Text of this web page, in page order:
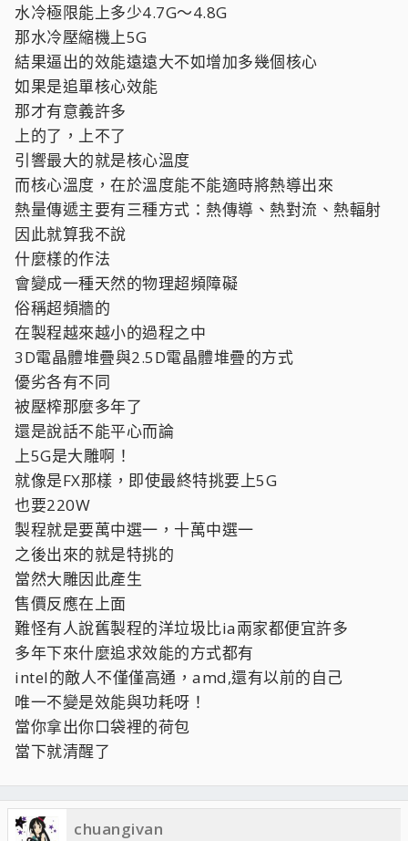
水冷極限能上多少4.7G～4.8G
那水冷壓縮機上5G
結果逼出的效能遠遠大不如增加多幾個核心
如果是追單核心效能
那才有意義許多
上的了，上不了
引響最大的就是核心溫度
而核心溫度，在於溫度能不能適時將熱導出來
熱量傳遞主要有三種方式：熱傳導、熱對流、熱輻射
因此就算我不說
什麼樣的作法
會變成一種天然的物理超頻障礙
俗稱超頻牆的
在製程越來越小的過程之中
3D電晶體堆疊與2.5D電晶體堆疊的方式
優劣各有不同
被壓榨那麼多年了
還是說話不能平心而論
上5G是大雕啊！
就像是FX那樣，即使最終特挑要上5G
也要220W
製程就是要萬中選一，十萬中選一
之後出來的就是特挑的
當然大雕因此產生
售價反應在上面
難怪有人說舊製程的洋垃圾比ia兩家都便宜許多
多年下來什麼追求效能的方式都有
intel的敵人不僅僅高通，amd,還有以前的自己
唯一不變是效能與功耗呀！
當你拿出你口袋裡的荷包
當下就清醒了
chuangivan